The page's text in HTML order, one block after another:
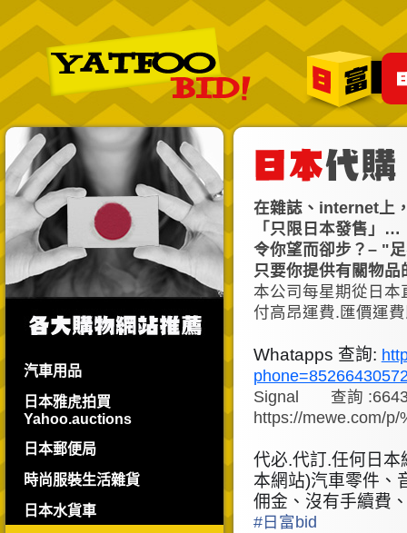
汽車用品
日本雅虎拍買
Yahoo.auctions
日本郵便局
時尚服裝生活雜貨
日本水貨車
在雜誌、internet上
「只限日本發售」…
令你望而卻步？– "
只要你提供有關物
本公司每星期從日
付高昂運費.匯價運
Whatapps 查詢:
Signal 查詢
https://mewe.com/
代必.代訂.任何日
本網站)汽車零件、
佣金、沒有手續費
#日富bid